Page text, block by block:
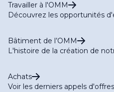
Travailler à l'OMM
Découvrez les opportunités
Bâtiment de l’OMM
L'histoire de la création de
Achats
Voir les derniers appels d'offres